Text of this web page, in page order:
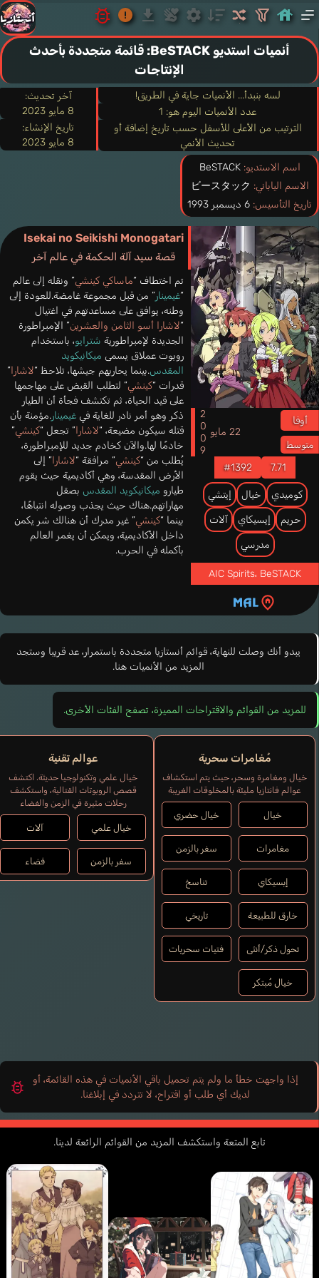
أنميات استديو BeSTACK: قائمة متجددة بأحدث
الإنتاجات
لسه بنبدأ... الأنميات جاية في الطريق!
عدد الأنميات اليوم هو: 1
الترتيب من الأعلى للأسفل حسب تاريخ إضافة أو
تحديث الأنمي
آخر تحديث:
8 مايو 2023
تاريخ الإنشاء:
8 مايو 2023
اسم الاستديو: BeSTACK
الاسم الياباني:
تاريخ التأسيس:
Isekai no Seikishi Monogatari
قصة سيد آلة الحكمة في عالم آخر
أوفا
متوسط
22 مايو 2009
7.71
#1392
كوميدي خيال إيتشي
حريم إيسيكاي آلات
مدرسي
AIC Spirits، BeSTACK
تم اختطاف “ماساكي كينشي” ونقله إلى عالم
“غيمينار” من قبل مجموعة غامضة.للعودة إلى
وطنه، يوافق على مساعدتهم في اغتيال
“لاشارا أسو الثامن والعشرين” الإمبراطورة
الجديدة لإمبراطورية شترايو، باستخدام
روبوت عملاق يسمى ميكانيكويد
المقدس.بينما يحاربهم جيشها، تلاحظ “لاشارا”
قدرات “كينشي” لتطلب القبض على مهاجمها
على قيد الحياة، ثم تكتشف فجأة أن الطيار
ذكر وهو أمر نادر للغاية في غيمينار.مؤمنة بأن
قتله سيكون مضيعة، “لاشارا” تجعل “كينشي”
خادمًا لها.والآن كخادم جديد للإمبراطورة،
يُطلب من “كينشي” مرافقة “لاشارا” إلى
الأرض المقدسة، وهي أكاديمية حيث يقوم
طيارو ميكانيكويد المقدس بصقل
مهاراتهم.هناك حيث يجذب وصوله انتباهًا،
بينما “كينشي” غير مدرك أن هنالك شر يكمن
داخل الأكاديمية، ويمكن أن يغمر العالم
بأكمله في الحرب.
يبدو أنك وصلت للنهاية، قوائم أنستازيا متجددة باستمرار، عد قريبا وستجد
المزيد من الأنميات هنا.
للمزيد من القوائم والاقتراحات المميزة، تصفح الفئات الأخرى.
مُغامرات سحرية
خيال ومغامرة وسحر، حيث يتم استكشاف
عوالم فانتازيا مليئة بالمخلوقات الغريبة
خيال خيال حضري
مغامرات سفر بالزمن
إيسيكاي تناسخ
خارق للطبيعة تاريخي
تحول ذكر/أنثى فتيات سحريات
خيال مُبتكر
عوالم تقنية
خيال علمي وتكنولوجيا حديثة. اكتشف
قصص الروبوتات القتالية، واستكشف
رحلات مثيرة في الزمن والفضاء
خيال علمي آلات
سفر بالزمن فضاء
إذا واجهت خطأ ما ولم يتم تحميل باقي الأنميات في هذه القائمة، أو
لديك أي طلب أو اقتراح، لا تتردد في إبلاغنا.
تابع المتعة واستكشف المزيد من القوائم الرائعة لدينا.